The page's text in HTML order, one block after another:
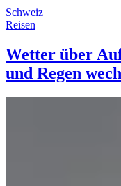
Schweiz
Reisen
Wetter über
und Regen